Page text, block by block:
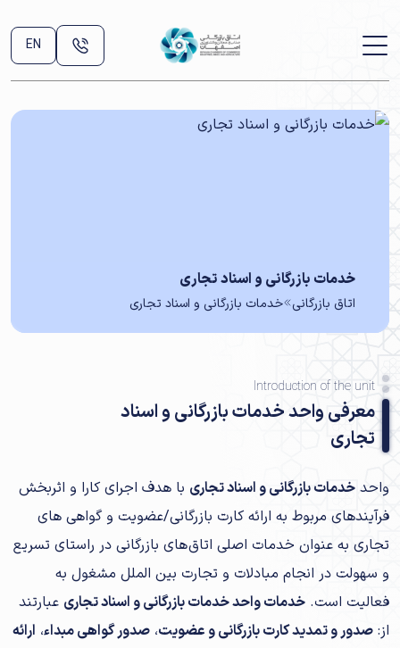
EN
خدمات بازرگانی و اسناد تجاری
اتاق بازرگانی خدمات بازرگانی و اسناد تجاری
Introduction of the unit
معرفی واحد خدمات بازرگانی و اسناد
تجاری
واحد خدمات بازرگانی و اسناد تجاری با هدف اجرای کارا و اثربخش
فرآیندهای مربوط به ارائه کارت بازرگانی/عضویت و گواهی های
تجاری به عنوان خدمات اصلی اتاق های بازرگانی در راستای تسریع
و سهولت در انجام مبادلات و تجارت بین الملل مشغول به
فعالیت است. خدمات واحد خدمات بازرگانی و اسناد تجاری عبارتند
از: صدور و تمدید کارت بازرگانی و عضویت، صدور گواهی مبداء، ارائه